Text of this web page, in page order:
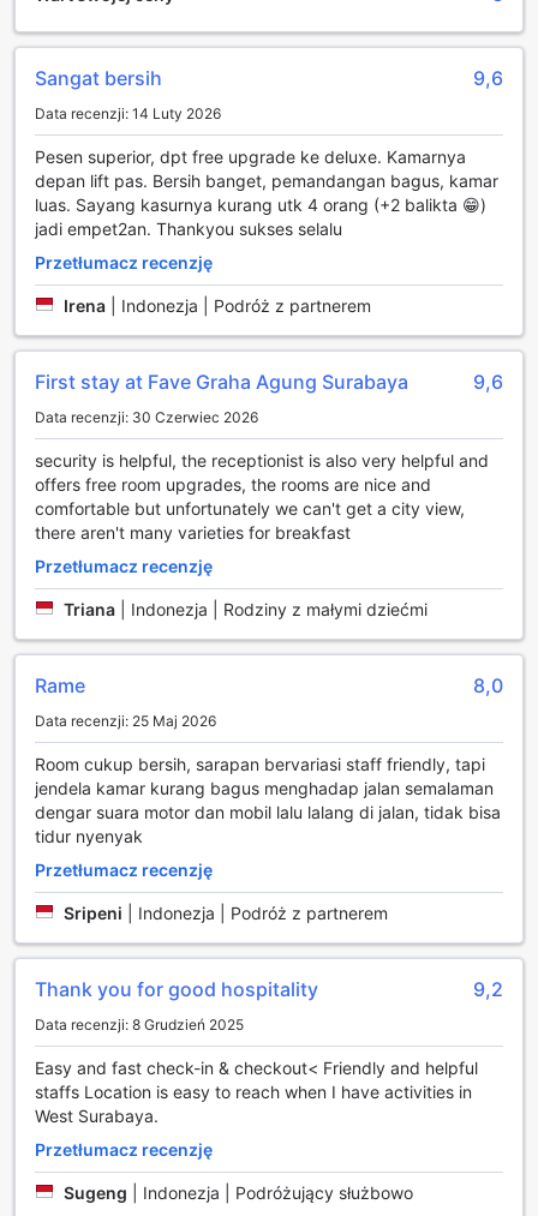
jak kawa ekspresowa, sprzęt do parzenia kawy lub
herbaty oraz herbata ekspresowa.
Warto wiedzieć, że w niektórych łazienkach znajdują się
do włosów.
Oferta kulinarna i atrakcje
Ten hotel obejmuje szereg rozmaitych lokali
gastronomicznych serwujących wyborne dania.
Wokół obiektu
Wybierz się poza obiekt Favehotel Graha Agung Surabaya i
zwiedź miasto Surabaya. Poznaj historię sztuki miasta,
podziwiając kolekcję dzieł słynnych artystów —
Sampoerna Museum znajduje się w odległości 9,0 km.
Dlaczego warto się tu zatrzymać
lub w pobliżu, którą dotychczasowi podróżni ocenili lepiej
niż w przypadku 92% innych obiektów w tym mieście.
Sangat bersih 9,6
Data recenzji: 14 Luty 2026
Pesen superior, dpt free upgrade ke deluxe. Kamarnya
depan lift pas. Bersih banget, pemandangan bagus, kamar
luas. Sayang kasurnya kurang utk 4 orang (+2 balikta 😁)
jadi empet2an. Thankyou sukses selalu
Przetłumacz recenzję
Irena Indonezja | Podróż z partnerem
First stay at Fave Graha Agung Surabaya 9,6
Data recenzji: 30 Czerwiec 2026
security is helpful, the receptionist is also very helpful and
offers free room upgrades, the rooms are nice and
comfortable but unfortunately we can't get a city view,
there aren't many varieties for breakfast
Przetłumacz recenzję
Triana Indonezja | Rodziny z małymi dziećmi
Rame 8,0
Data recenzji: 25 Maj 2026
Room cukup bersih, sarapan bervariasi staff friendly, tapi
jendela kamar kurang bagus menghadap jalan semalaman
dengar suara motor dan mobil lalu lalang di jalan, tidak bisa
tidur nyenyak
Przetłumacz recenzję
Sripeni Indonezja | Podróż z partnerem
Thank you for good hospitality 9,2
Data recenzji: 8 Grudzień 2025
Easy and fast check-in & checkout< Friendly and helpful
staffs Location is easy to reach when I have activities in
West Surabaya.
Przetłumacz recenzję
Sugeng Indonezja | Podróżujący służbowo